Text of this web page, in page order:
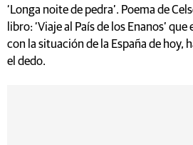
‘Longa noite de pedra’. Poema de
libro: ‘Viaje al País de los Enanos’
con la situación de la España de hoy,
el dedo.